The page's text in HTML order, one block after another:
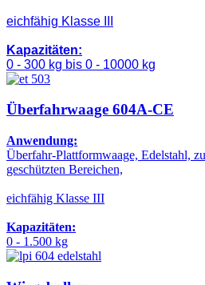
eichfähig Klasse III
Kapazitäten:
0 - 300 kg bis 0 - 10000 kg
Überfahrwaage 604A-CE
Anwendung:
Überfahr-Plattformwaage, Edelstahl,
geschützten Bereichen,
eichfähig Klasse III
Kapazitäten:
0 - 1.500 kg